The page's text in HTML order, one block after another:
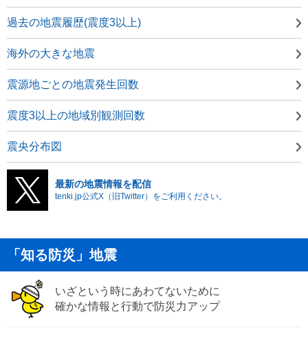
過去の地震履歴(震度3以上)
海外の大きな地震
震源地ごとの地震発生回数
震度3以上の地域別観測回数
震央分布図
最新の地震情報を配信
tenki.jp公式X（旧Twitter）をご利用ください。
「知る防災」地震
いざという時にあわてないために
確かな情報と行動で防災力アップ